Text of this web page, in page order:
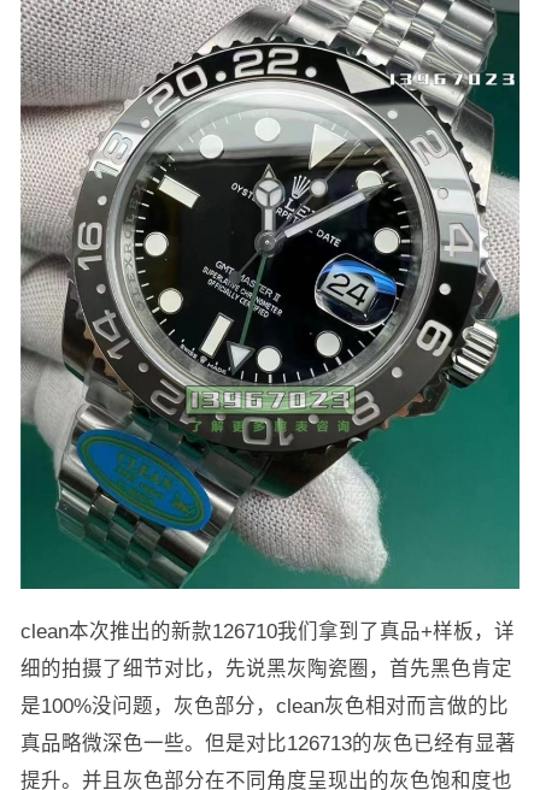
clean本次推出的新款126710我们拿到了真品+样板，详
细的拍摄了细节对比，先说黑灰陶瓷圈，首先黑色肯定
是100%没问题，灰色部分，clean灰色相对而言做的比
真品略微深色一些。但是对比126713的灰色已经有显著
提升。并且灰色部分在不同角度呈现出的灰色饱和度也